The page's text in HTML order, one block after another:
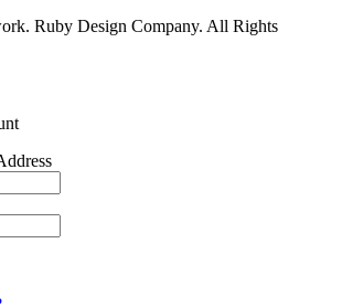
Ruby Design Company. All Rights